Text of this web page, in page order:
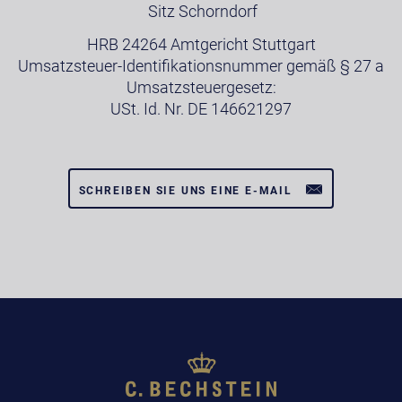
Sitz Schorndorf
HRB 24264 Amtgericht Stuttgart
Umsatzsteuer-Identifikationsnummer gemäß § 27 a
Umsatzsteuergesetz:
USt. Id. Nr. DE 146621297
SCHREIBEN SIE UNS EINE E-MAIL